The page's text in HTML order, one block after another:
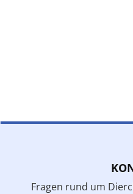
Fragen rund um